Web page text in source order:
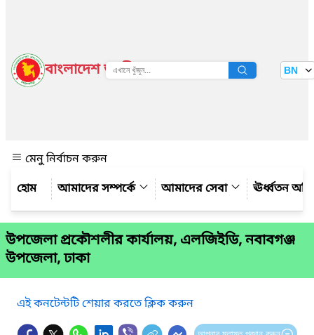
বাংলাদেশ জাতীয় তথ্য বাতায়ন BN
মেনু নির্বাচন করুন
আমাদের সম্পর্কে
আমাদের সেবা ঊর্ধ্বতন
উপজেলা প্রকৌশলীর কার্যালয়, এলজিইডি, নবাবগঞ্জ
উপজেলা, ঢাকা
এই কনটেন্টটি শেয়ার করতে ক্লিক করুন